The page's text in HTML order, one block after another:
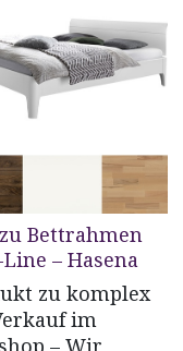
Bettrahmen
– Hasena
zu komplex
im
– Wir